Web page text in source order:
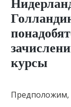
курсы